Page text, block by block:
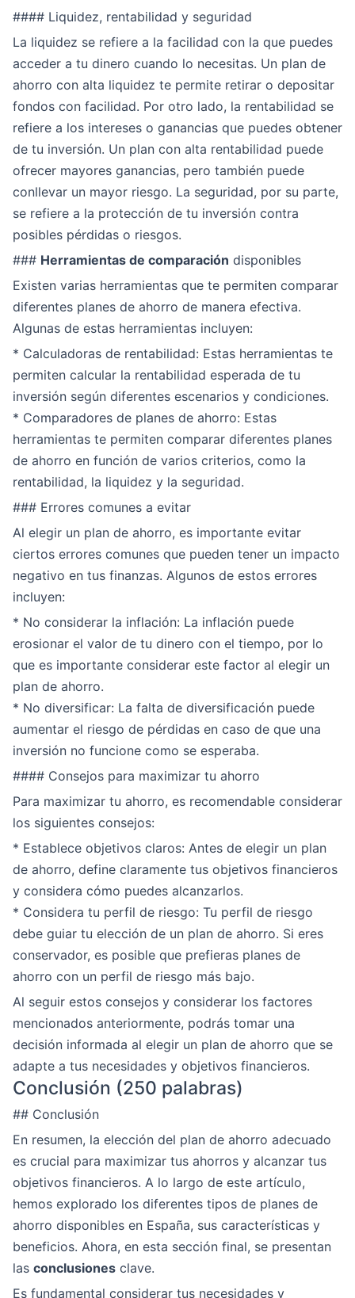
#### Liquidez, rentabilidad y seguridad
La liquidez se refiere a la facilidad con la que puedes
acceder a tu dinero cuando lo necesitas. Un plan de
ahorro con alta liquidez te permite retirar o depositar
fondos con facilidad. Por otro lado, la rentabilidad se
refiere a los intereses o ganancias que puedes obtener
de tu inversión. Un plan con alta rentabilidad puede
ofrecer mayores ganancias, pero también puede
conllevar un mayor riesgo. La seguridad, por su parte,
se refiere a la protección de tu inversión contra
posibles pérdidas o riesgos.
### Herramientas de comparación disponibles
Existen varias herramientas que te permiten comparar
diferentes planes de ahorro de manera efectiva.
Algunas de estas herramientas incluyen:
* Calculadoras de rentabilidad: Estas herramientas te
permiten calcular la rentabilidad esperada de tu
inversión según diferentes escenarios y condiciones.
* Comparadores de planes de ahorro: Estas
herramientas te permiten comparar diferentes planes
de ahorro en función de varios criterios, como la
rentabilidad, la liquidez y la seguridad.
### Errores comunes a evitar
Al elegir un plan de ahorro, es importante evitar
ciertos errores comunes que pueden tener un impacto
negativo en tus finanzas. Algunos de estos errores
incluyen:
* No considerar la inflación: La inflación puede
erosionar el valor de tu dinero con el tiempo, por lo
que es importante considerar este factor al elegir un
plan de ahorro.
* No diversificar: La falta de diversificación puede
aumentar el riesgo de pérdidas en caso de que una
inversión no funcione como se esperaba.
#### Consejos para maximizar tu ahorro
Para maximizar tu ahorro, es recomendable considerar
los siguientes consejos:
* Establece objetivos claros: Antes de elegir un plan
de ahorro, define claramente tus objetivos financieros
y considera cómo puedes alcanzarlos.
* Considera tu perfil de riesgo: Tu perfil de riesgo
debe guiar tu elección de un plan de ahorro. Si eres
conservador, es posible que prefieras planes de
ahorro con un perfil de riesgo más bajo.
Al seguir estos consejos y considerar los factores
mencionados anteriormente, podrás tomar una
decisión informada al elegir un plan de ahorro que se
adapte a tus necesidades y objetivos financieros.
Conclusión (250 palabras)
## Conclusión
En resumen, la elección del plan de ahorro adecuado
es crucial para maximizar tus ahorros y alcanzar tus
objetivos financieros. A lo largo de este artículo,
hemos explorado los diferentes tipos de planes de
ahorro disponibles en España, sus características y
beneficios. Ahora, en esta sección final, se presentan
las conclusiones clave.
Es fundamental considerar tus necesidades y